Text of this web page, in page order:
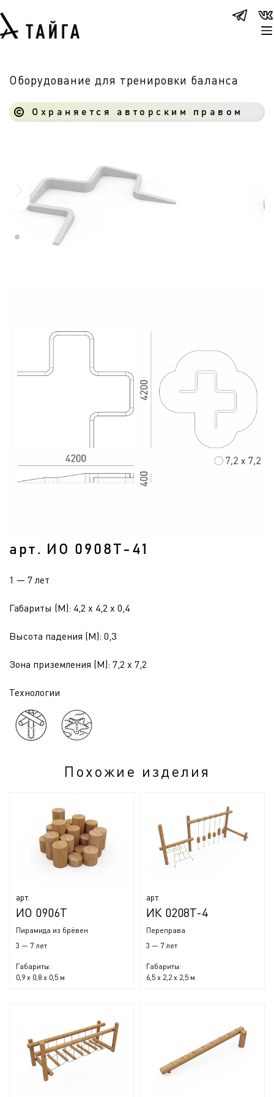
Оборудование для тренировки баланса
Охраняется авторским правом
арт. ИО 0908Т-41
1 — 7 лет
Габариты (М): 4,2 x 4,2 x 0,4
Высота падения (М): 0,3
Зона приземления (М): 7,2 x 7,2
Технологии
Похожие изделия
арт.
ИО 0906Т
Пирамида из брёвен
3 — 7 лет
Габариты:
0,9 x 0,8 x 0,5 м
арт.
ИК 0208Т-4
Переправа
3 — 7 лет
Габариты:
6,5 x 2,2 x 2,5 м